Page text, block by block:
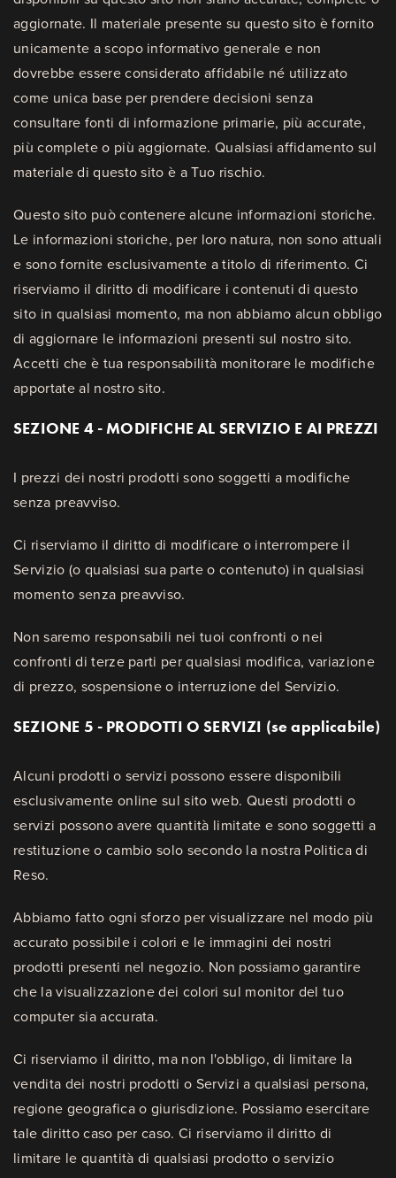
aggiornate. Il materiale presente su questo sito è fornito
unicamente a scopo informativo generale e non
dovrebbe essere considerato affidabile né utilizzato
come unica base per prendere decisioni senza
consultare fonti di informazione primarie, più accurate,
più complete o più aggiornate. Qualsiasi affidamento sul
materiale di questo sito è a Tuo rischio.
Questo sito può contenere alcune informazioni storiche.
Le informazioni storiche, per loro natura, non sono attuali
e sono fornite esclusivamente a titolo di riferimento. Ci
riserviamo il diritto di modificare i contenuti di questo
sito in qualsiasi momento, ma non abbiamo alcun obbligo
di aggiornare le informazioni presenti sul nostro sito.
Accetti che è tua responsabilità monitorare le modifiche
apportate al nostro sito.
SEZIONE 4 - MODIFICHE AL SERVIZIO E AI PREZZI
I prezzi dei nostri prodotti sono soggetti a modifiche
senza preavviso.
Ci riserviamo il diritto di modificare o interrompere il
Servizio (o qualsiasi sua parte o contenuto) in qualsiasi
momento senza preavviso.
Non saremo responsabili nei tuoi confronti o nei
confronti di terze parti per qualsiasi modifica, variazione
di prezzo, sospensione o interruzione del Servizio.
SEZIONE 5 - PRODOTTI O SERVIZI (se applicabile)
Alcuni prodotti o servizi possono essere disponibili
esclusivamente online sul sito web. Questi prodotti o
servizi possono avere quantità limitate e sono soggetti a
restituzione o cambio solo secondo la nostra Politica di
Reso.
Abbiamo fatto ogni sforzo per visualizzare nel modo più
accurato possibile i colori e le immagini dei nostri
prodotti presenti nel negozio. Non possiamo garantire
che la visualizzazione dei colori sul monitor del tuo
computer sia accurata.
Ci riserviamo il diritto, ma non l'obbligo, di limitare la
vendita dei nostri prodotti o Servizi a qualsiasi persona,
regione geografica o giurisdizione. Possiamo esercitare
tale diritto caso per caso. Ci riserviamo il diritto di
limitare le quantità di qualsiasi prodotto o servizio